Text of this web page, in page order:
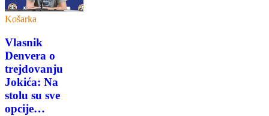
Košarka
Vlasnik
Denvera o
trejdovanju
Jokića: Na
stolu su sve
opcije…